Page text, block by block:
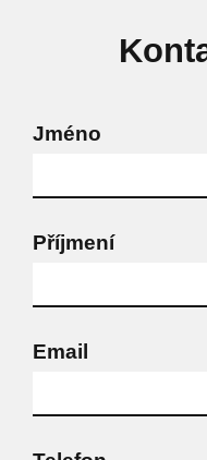
Jméno
Příjmení
Email